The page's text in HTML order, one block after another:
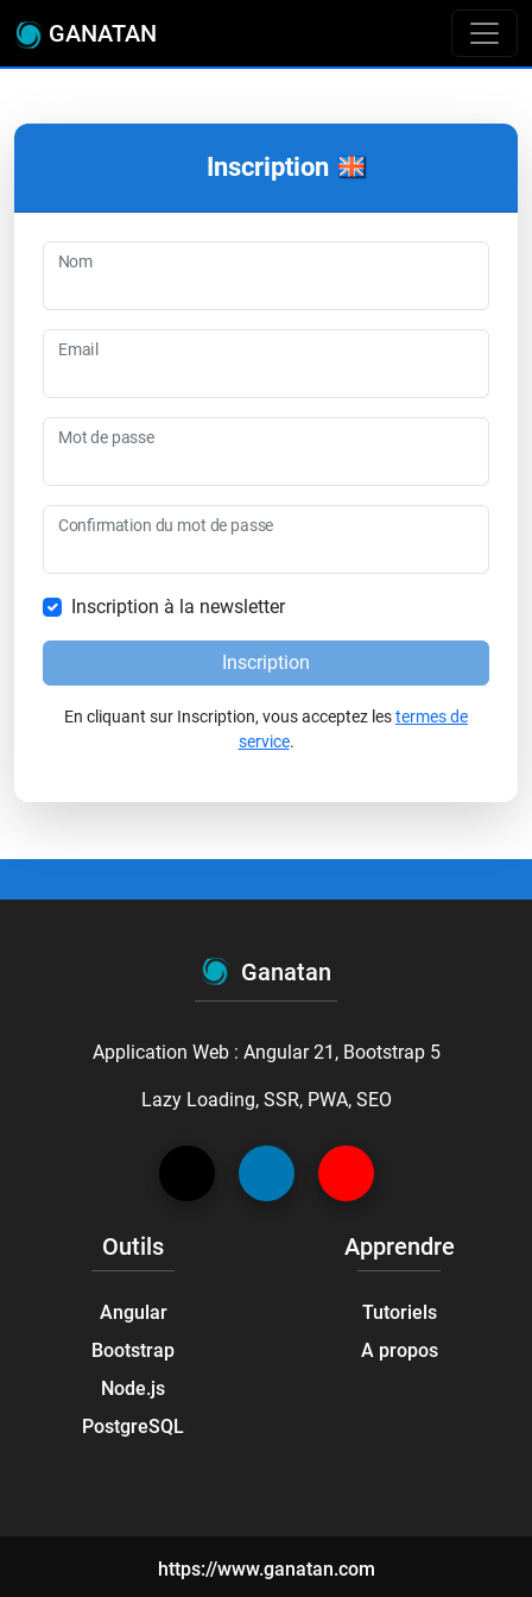
GANATAN
Inscription
Nom
Email
Mot de passe
Confirmation du mot de passe
Inscription à la newsletter
Inscription
En cliquant sur Inscription, vous acceptez lestermes de
service.
Ganatan
Application Web : Angular 21, Bootstrap 5
Lazy Loading, SSR, PWA, SEO
Outils
Angular
Bootstrap
Node.js
PostgreSQL
Apprendre
Tutoriels
A propos
https://www.ganatan.com